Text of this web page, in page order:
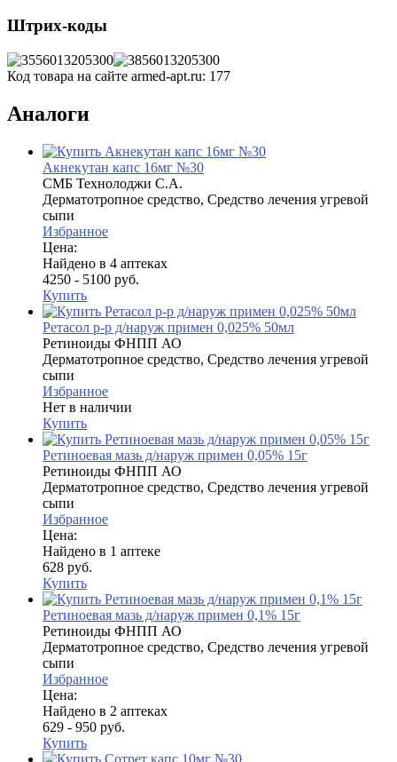
Штрих-коды
Код товара на сайте armed-apt.ru: 177
Аналоги
Акнекутан капс 16мг №30
СМБ Технолоджи С.А.
Дерматотропное средство, Средство лечения угревой
сыпи
Избранное
Цена:
Найдено в 4 аптеках
4250 - 5100 руб.
Купить
Ретасол р-р д/наруж примен 0,025% 50мл
Ретиноиды ФНПП АО
Дерматотропное средство, Средство лечения угревой
сыпи
Избранное
Нет в наличии
Купить
Ретиноевая мазь д/наруж примен 0,05% 15г
Ретиноиды ФНПП АО
Дерматотропное средство, Средство лечения угревой
сыпи
Избранное
Цена:
Найдено в 1 аптеке
628 руб.
Купить
Ретиноевая мазь д/наруж примен 0,1% 15г
Ретиноиды ФНПП АО
Дерматотропное средство, Средство лечения угревой
сыпи
Избранное
Цена:
Найдено в 2 аптеках
629 - 950 руб.
Купить